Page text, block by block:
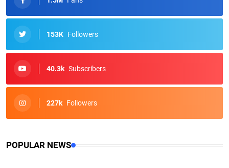
153K Followers
40.3k Subscribers
227k Followers
POPULAR NEWS